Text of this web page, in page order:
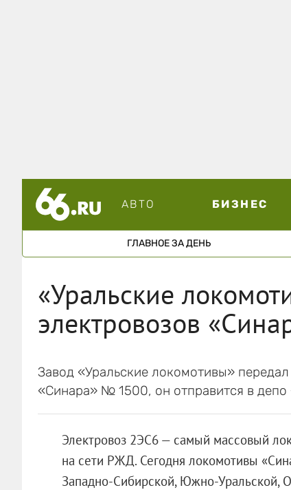
АВТО БИЗНЕС
ГЛАВНОЕ ЗА ДЕНЬ
«Уральские
электровозов
Завод «Уральские локомотивы»
«Синара» № 1500, он отправится в
Электровоз 2ЭС6 — самый массовый
на сети РЖД. Сегодня локомотивы
Западно-Сибирской, Южно-Уральской,